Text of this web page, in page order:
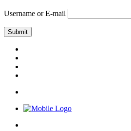
Username or E-mail